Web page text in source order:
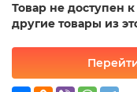
Товар не доступен
другие товары из